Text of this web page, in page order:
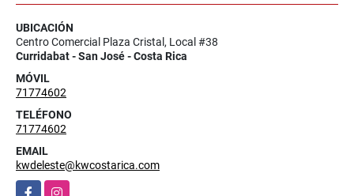
UBICACIÓN
Centro Comercial Plaza Cristal, Local #38
Curridabat - San José - Costa Rica
MÓVIL
71774602
TELÉFONO
71774602
EMAIL
kwdeleste@kwcostarica.com
FacebookInstagram